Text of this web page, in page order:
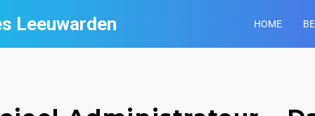
Leeuwarden HOME